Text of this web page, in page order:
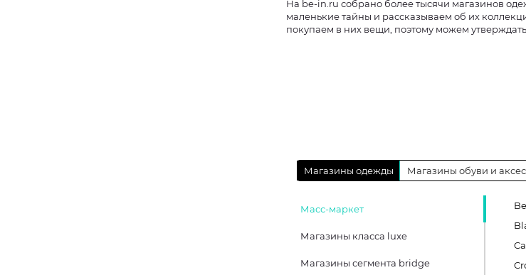
На be-in.ru собрано более тысячи магазинов
маленькие тайны и рассказываем об их
покупаем в них вещи, поэтому можем
Магазины одежды Магазины обуви и
Масс-маркет
Магазины класса luxe
Магазины сегмента bridge